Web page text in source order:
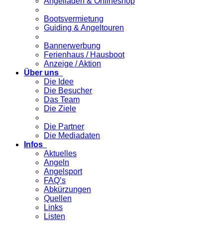
Bootsvermietung
Guiding & Angeltouren
Bannerwerbung
Ferienhaus / Hausboot
Anzeige / Aktion
Über uns
Die Idee
Die Besucher
Das Team
Die Ziele
Die Partner
Die Mediadaten
Infos
Aktuelles
Angeln
Angelsport
FAQ’s
Abkürzungen
Quellen
Links
Listen